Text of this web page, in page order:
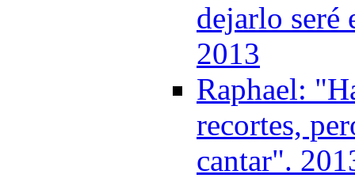
dejarlo seré
2013
Raphael:
recortes,
cantar".